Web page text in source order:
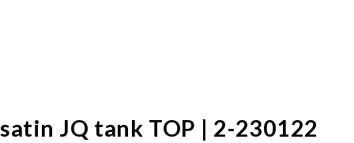
satin JQ tank TOP | 2-230122